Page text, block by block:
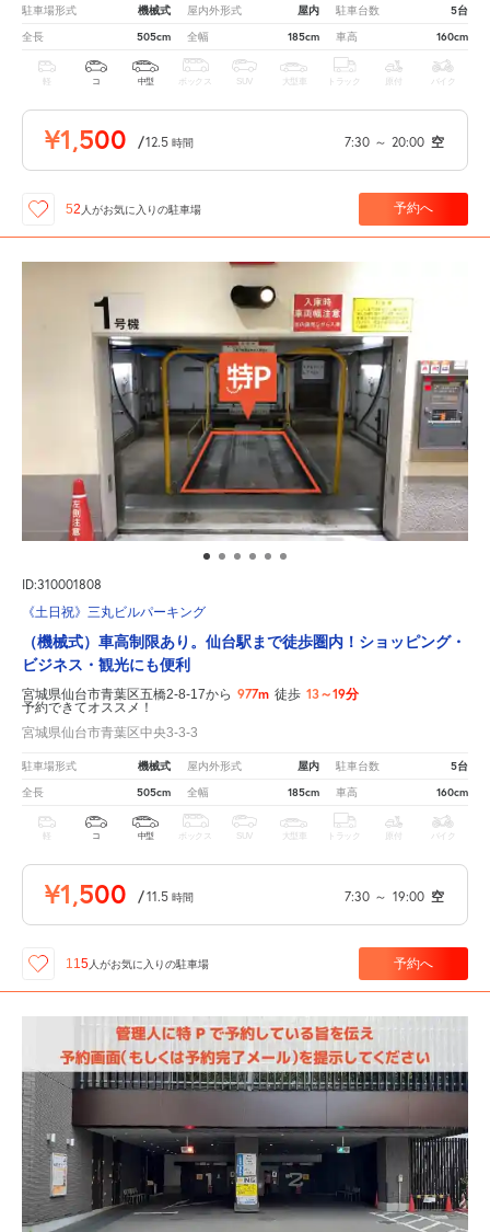
駐車場形式 機械式 屋内外形式 屋内 駐車台数 5台
全長 505cm 全幅 185cm 車高 160cm
軽 コ 中型 ボックス SUV 大型車 トラック 原付 バイク
¥1,500 /12.5 時間 7:30 ～ 20:00 空
52 人がお気に入りの駐車場 予約へ
ID:310001808
《土日祝》三丸ビルパーキング
（機械式）車高制限あり。仙台駅まで徒歩圏内！ショッピング・
ビジネス・観光にも便利
宮城県仙台市青葉区五橋2-8-17から 977m 徒歩 13～19分
予約できてオススメ！
宮城県仙台市青葉区中央3-3-3
駐車場形式 機械式 屋内外形式 屋内 駐車台数 5台
全長 505cm 全幅 185cm 車高 160cm
軽 コ 中型 ボックス SUV 大型車 トラック 原付 バイク
¥1,500 /11.5 時間 7:30 ～ 19:00 空
115人がお気に入りの駐車場 予約へ